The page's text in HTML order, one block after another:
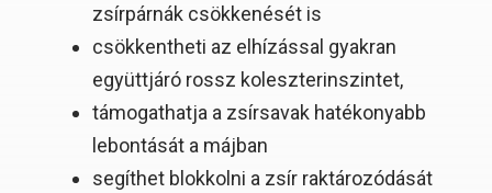
zsírpárnák csökkenését is
csökkentheti az elhízással gyakran
együttjáró rossz koleszterinszintet,
támogathatja a zsírsavak hatékonyabb
lebontását a májban
segíthet blokkolni a zsír raktározódását